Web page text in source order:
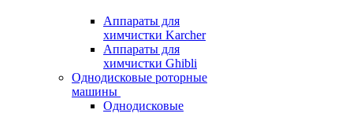
Аппараты для
химчистки Karcher
Аппараты для
химчистки Ghibli
Однодисковые роторные
машины
Однодисковые